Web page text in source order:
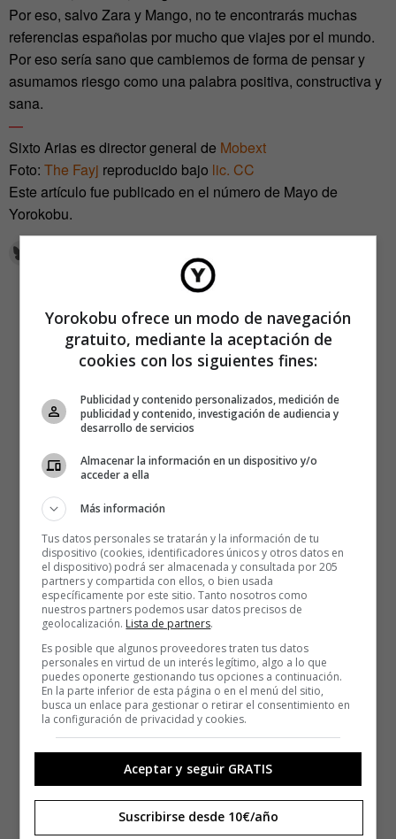
Por eso, salvo Zara y Mango, no te encontrarás muchas
referencias españolas por mucho que viajes por el mundo.
Por eso sería sano que cambiemos de forma de pensar y
asumamos riesgo como una palabra positiva, constructiva y
sana.
—
Sixto Arias es director general de Mobext
Foto: The Fayj reproducido bajo lic. CC
Este artículo fue publicado en el número de Mayo de
Yorokobu.
Yorokobu ofrece un modo de navegación
gratuito, mediante la aceptación de
cookies con los siguientes fines:
Publicidad y contenido personalizados, medición de
publicidad y contenido, investigación de audiencia y
desarrollo de servicios
Almacenar la información en un dispositivo y/o
acceder a ella
Más información
Tus datos personales se tratarán y la información de tu
dispositivo (cookies, identificadores únicos y otros datos en
el dispositivo) podrá ser almacenada y consultada por 205
partners y compartida con ellos, o bien usada
específicamente por este sitio. Tanto nosotros como
nuestros partners podemos usar datos precisos de
geolocalización. Lista de partners.
Es posible que algunos proveedores traten tus datos
personales en virtud de un interés legítimo, algo a lo que
puedes oponerte gestionando tus opciones a continuación.
En la parte inferior de esta página o en el menú del sitio,
busca un enlace para gestionar o retirar el consentimiento en
la configuración de privacidad y cookies.
Aceptar y seguir GRATIS
Suscribirse desde 10€/año